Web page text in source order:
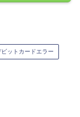
ットカードエラー